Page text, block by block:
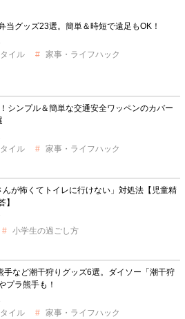
当グッズ23選。簡単＆時短で遠足もOK！
イル
家事・ライフハック
シンプル＆簡単な交通安全ワッペンのカバー
イル
家事・ライフハック
んが怖くてトイレに行けない」対処法【児童精
】
小学生の過ごし方
手など潮干狩りグッズ6選。ダイソー「潮干狩
プラ熊手も！
イル
家事・ライフハック